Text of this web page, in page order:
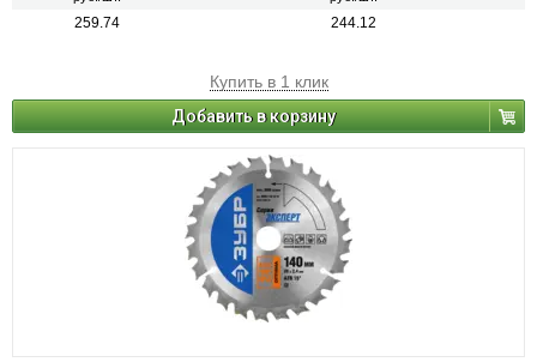
259.74 244.12
Купить в 1 клик
Добавить в корзину